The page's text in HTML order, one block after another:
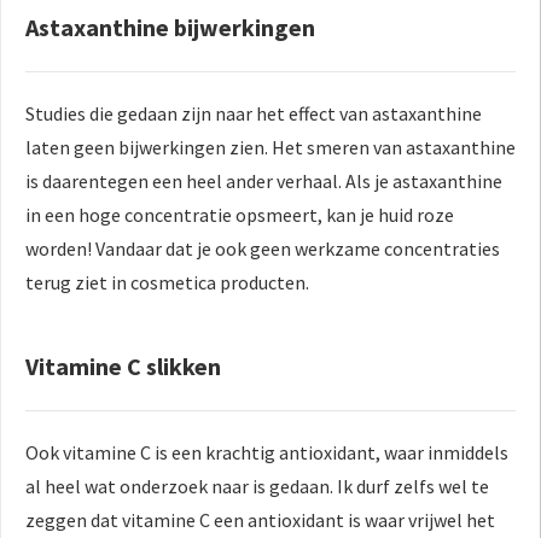
Astaxanthine bijwerkingen
Studies die gedaan zijn naar het effect van astaxanthine
laten geen bijwerkingen zien. Het smeren van astaxanthine
is daarentegen een heel ander verhaal. Als je astaxanthine
in een hoge concentratie opsmeert, kan je huid roze
worden! Vandaar dat je ook geen werkzame concentraties
terug ziet in cosmetica producten.
Vitamine C slikken
Ook vitamine C is een krachtig antioxidant, waar inmiddels
al heel wat onderzoek naar is gedaan. Ik durf zelfs wel te
zeggen dat vitamine C een antioxidant is waar vrijwel het